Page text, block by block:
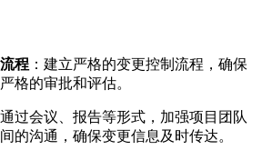
程 ：建立严格的变更控制流程，确保
格的审批和评估。
通过会议、报告等形式，加强项目团队
的沟通，确保变更信息及时传达。